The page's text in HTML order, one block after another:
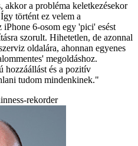
a probléma keletkezésekor
történt ez velem a
6-osom egy 'pici' esést
szorult. Hihetetlen, de azonnal
oldalára, ahonnan egyenes
megoldáshoz.
hozzáállást és a pozitív
tudom mindenkinek."
rekorder